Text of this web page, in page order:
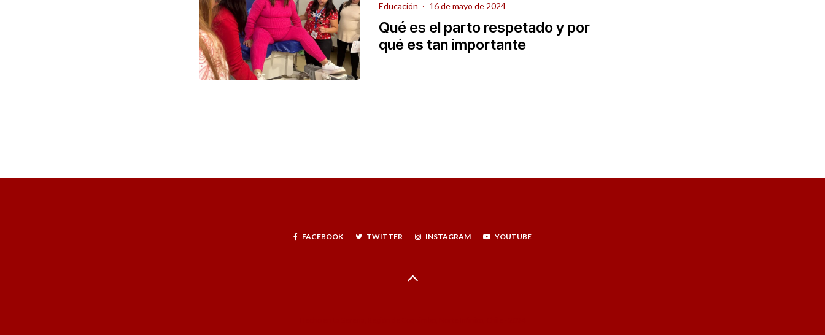
Educación · 16 de mayo de 2024
Qué es el parto respetado y por
qué es tan importante
FACEBOOK TWITTER INSTAGRAM YOUTUBE